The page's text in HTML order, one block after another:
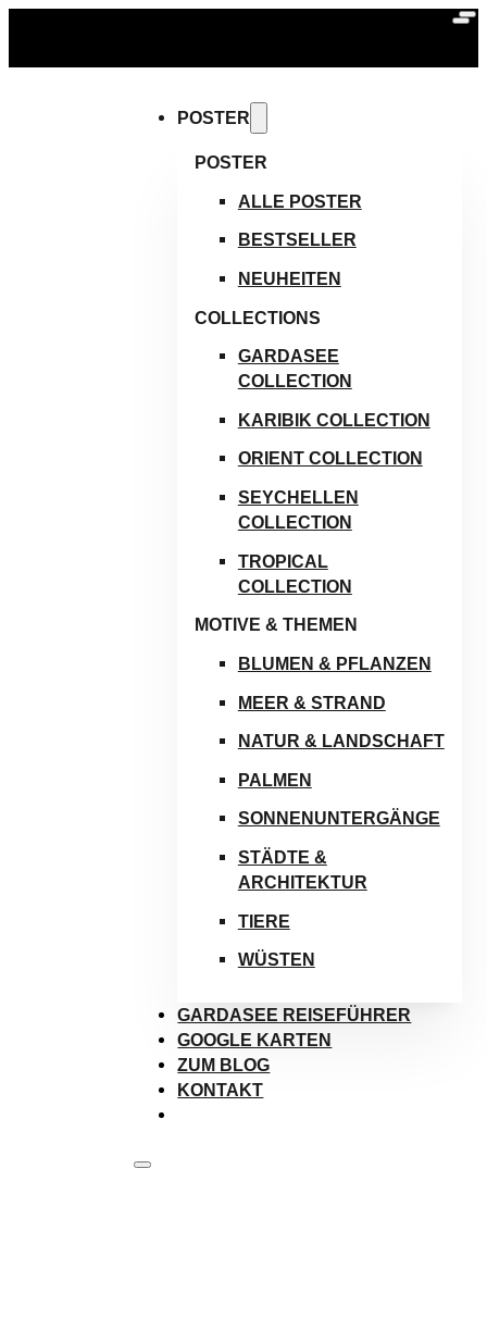
POSTER
POSTER
ALLE POSTER
BESTSELLER
NEUHEITEN
COLLECTIONS
GARDASEE
COLLECTION
KARIBIK COLLECTION
ORIENT COLLECTION
SEYCHELLEN
COLLECTION
TROPICAL
COLLECTION
MOTIVE & THEMEN
BLUMEN & PFLANZEN
MEER & STRAND
NATUR & LANDSCHAFT
PALMEN
SONNENUNTERGÄNGE
STÄDTE &
ARCHITEKTUR
TIERE
WÜSTEN
GARDASEE REISEFÜHRER
GOOGLE KARTEN
ZUM BLOG
KONTAKT